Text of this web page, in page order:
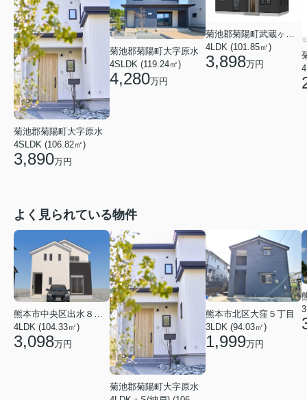
菊池郡菊陽町大字原水
4SLDK (106.82㎡)
3,890万円
菊池郡菊陽町大字原水
4SLDK (119.24㎡)
4,280万円
4LDK (101.85㎡)
3,898万円
よく見られている物件
熊本市中央区出水８丁目
4LDK (104.33㎡)
3,098万円
菊池郡菊陽町大字原水
熊本市北区大窪５丁目
3LDK (94.03㎡)
1,999万円